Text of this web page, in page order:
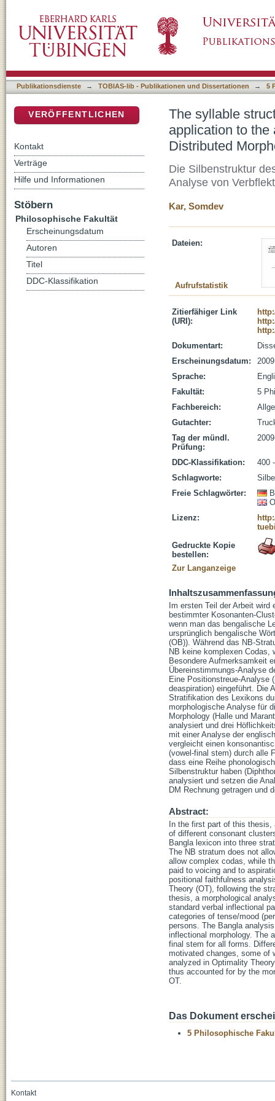
inflectional paradigms in Distributed
Publikationsdienste → TOBIAS-lib - Publikationen und Dissertationen → 5
The syllable
application to
Distributed
Die Silbenstruktur
Analyse von
Kar, Somdev
Dateien:
Aufrufstatistik
Zitierfähiger Link
(URI):
Dokumentart:
Erscheinungsdatum:
2009
Sprache:
Fakultät:
5
Fachbereich:
Gutachter:
Tag der mündl.
Prüfung:
DDC-Klassifikation:
400
Schlagworte:
Freie Schlagwörter:
Lizenz:
Gedruckte Kopie
bestellen:
Zur Langanzeige
Im ersten Teil der Arbeit
bestimmter Kosonanten-
wenn man das bengalische
ursprünglich bengalische
(OB)). Während das NB-
NB keine komplexen Codas,
Besondere Aufmerksamkeit
Übereinstimmungs-Analyse
Eine Positionstreue-Analyse
deaspiration) eingeführt. Die
Stratifikation des Lexikons
morphologische Analyse für
Morphology (Halle und
analysiert und drei
mit einer Analyse der
vergleicht einen
(vowel-final stem) durch alle
dass eine Reihe
Silbenstruktur haben
analysiert und setzen die
DM Rechnung getragen und
Abstract:
In the first part of this
of different consonant
Bangla lexicon into three
The NB stratum does not
allow complex codas, while
paid to voicing and to
positional faithfulness
Theory (OT), following the
thesis, a morphological
standard verbal inflectional
categories of tense/mood
persons. The Bangla
inflectional morphology. The
final stem for all forms.
motivated changes, some of
analyzed in Optimality
thus accounted for by the
OT.
Das Dokument
5 Philosophische
VERÖFFENTLICHEN
Kontakt
Verträge
Hilfe und Informationen
Stöbern
Philosophische Fakultät
Erscheinungsdatum
Autoren
Titel
DDC-Klassifikation
Kontakt